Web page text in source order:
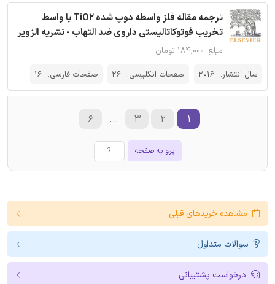
ترجمه مقاله فلز واسطه دوپ شده TiO2 با واسط
تخریب فوتوکاتالیستی داروی ضد التهاب - نشریه الزویر
مبلغ: ۱۸۴,۰۰۰ تومان
سال انتشار: 2016 صفحات انگلیسی: 26 صفحات فارسی: 16
برو به صفحه
۱ ۲ ۳ ... ۶
مشاهده خریدهای قبلی
سوالات متداول
درخواست پشتیبانی